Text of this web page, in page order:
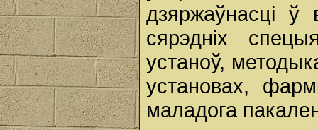
дзяржаўнасці ў
сярэдніх
устаноў,
установах,
маладога